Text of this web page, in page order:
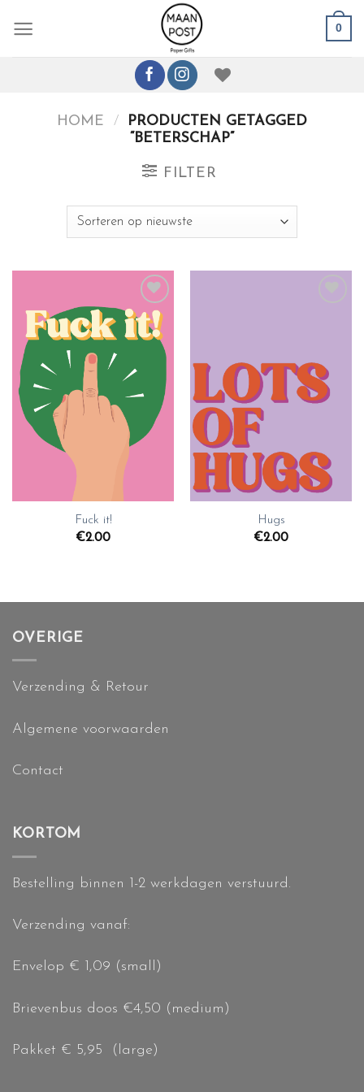
naar
inhoud
0
HOME /
PRODUCTEN GETAGGED
“BETERSCHAP”
FILTER
Toevoegen
aan
wenslijst
Fuck it!
€2.00
Hugs
€2.00
OVERIGE
Verzending & Retour
Algemene voorwaarden
Contact
KORTOM
Bestelling binnen 1-2 werkdagen verstuurd.
Verzending vanaf:
Envelop € 1,09 (small)
Brievenbus doos €4,50 (medium)
Pakket € 5,95 (large)